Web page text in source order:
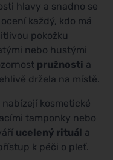
hlavy a snadno se
ocení každý, kdo má
pokožku
nebo hustými
pružnosti a
držela na místě.
kosmetické
tamponky nebo
ucelený rituál a
k péči o pleť.